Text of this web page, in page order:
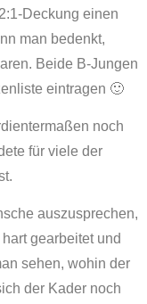
Deckung einen
man bedenkt,
Beide B-Jungen
eintragen 🙂
noch
für viele der
auszusprechen,
gearbeitet und
sehen, wohin der
der Kader noch